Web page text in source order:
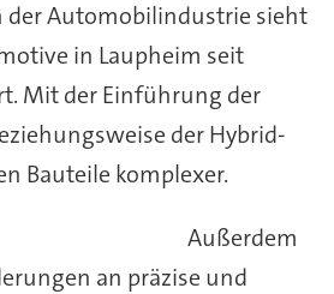
Automobilindustrie sieht
in Laupheim seit
Mit der Einführung der
der Hybrid-
Bauteile komplexer.
Außerdem
an präzise und